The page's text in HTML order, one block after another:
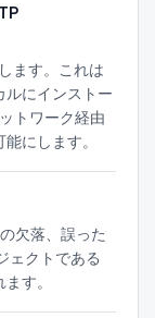
ます。これは
ルにインストー
トワーク経由
にします。
欠落、誤った
ェクトである
す。